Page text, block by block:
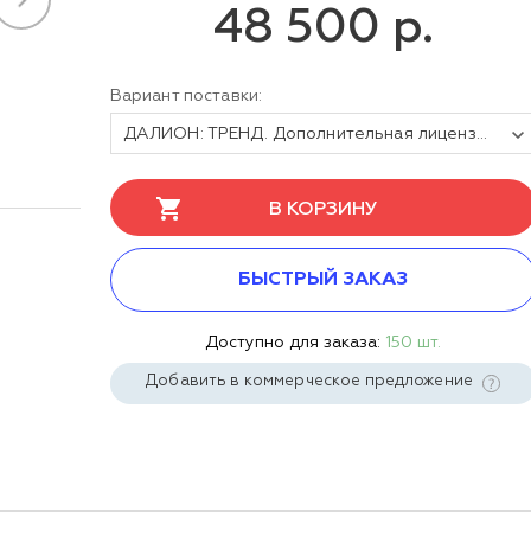
48 500 р.
Вариант поставки:
ДАЛИОН: ТРЕНД. Дополнительная лицензия. UPGRADE, 5-РМ
В КОРЗИНУ
БЫСТРЫЙ ЗАКАЗ
Доступно для заказа: 150 шт.
Добавить в коммерческое предложение